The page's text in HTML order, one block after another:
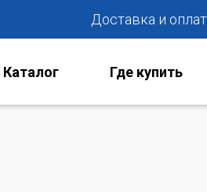
Доставка и
Где купить